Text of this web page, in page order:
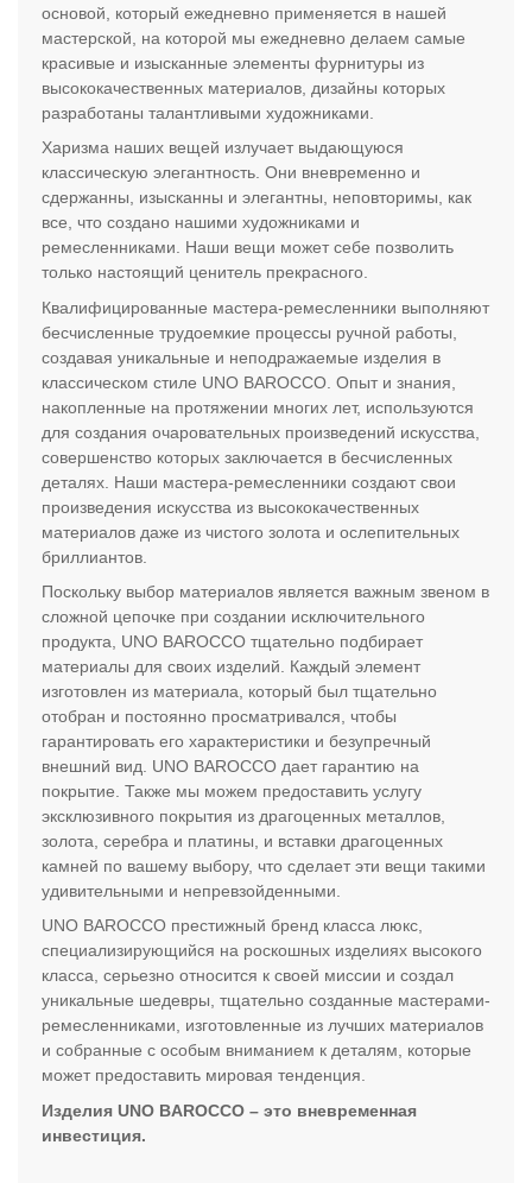
основой, который ежедневно применяется в нашей
мастерской, на которой мы ежедневно делаем самые
красивые и изысканные элементы фурнитуры из
высококачественных материалов, дизайны которых
разработаны талантливыми художниками.
Харизма наших вещей излучает выдающуюся
классическую элегантность. Они вневременно и
сдержанны, изысканны и элегантны, неповторимы, как
все, что создано нашими художниками и
ремесленниками. Наши вещи может себе позволить
только настоящий ценитель прекрасного.
Квалифицированные мастера-ремесленники выполняют
бесчисленные трудоемкие процессы ручной работы,
создавая уникальные и неподражаемые изделия в
классическом стиле UNO BAROCCO. Опыт и знания,
накопленные на протяжении многих лет, используются
для создания очаровательных произведений искусства,
совершенство которых заключается в бесчисленных
деталях. Наши мастера-ремесленники создают свои
произведения искусства из высококачественных
материалов даже из чистого золота и ослепительных
бриллиантов.
Поскольку выбор материалов является важным звеном в
сложной цепочке при создании исключительного
продукта, UNO BAROCCO тщательно подбирает
материалы для своих изделий. Каждый элемент
изготовлен из материала, который был тщательно
отобран и постоянно просматривался, чтобы
гарантировать его характеристики и безупречный
внешний вид. UNO BAROCCO дает гарантию на
покрытие. Также мы можем предоставить услугу
эксклюзивного покрытия из драгоценных металлов,
золота, серебра и платины, и вставки драгоценных
камней по вашему выбору, что сделает эти вещи такими
удивительными и непревзойденными.
UNO BAROCCO престижный бренд класса люкс,
специализирующийся на роскошных изделиях высокого
класса, серьезно относится к своей миссии и создал
уникальные шедевры, тщательно созданные мастерами-
ремесленниками, изготовленные из лучших материалов
и собранные с особым вниманием к деталям, которые
может предоставить мировая тенденция.
Изделия UNO BAROCCO – это вневременная
инвестиция.